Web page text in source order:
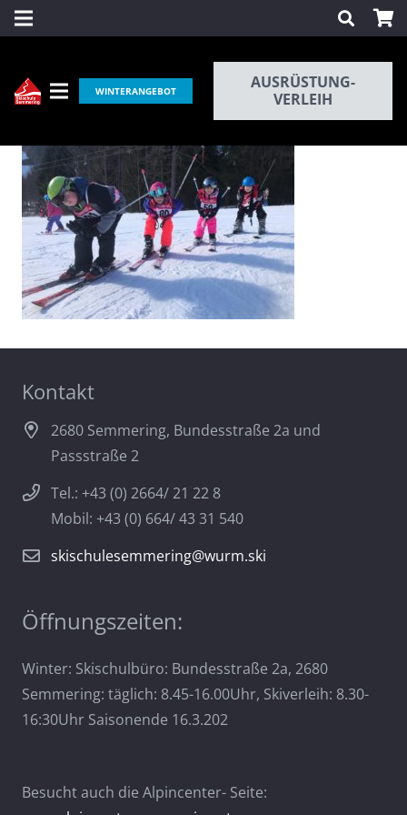
WINTERANGEBOT
AUSRÜSTUNG-
VERLEIH
Kontakt
2680 Semmering, Bundesstraße 2a und
Passstraße 2
Tel.: +43 (0) 2664/ 21 22 8
Mobil: +43 (0) 664/ 43 31 540
skischulesemmering@wurm.ski
Öffnungszeiten:
Winter: Skischulbüro: Bundesstraße 2a, 2680
Semmering: täglich: 8.45-16.00Uhr, Skiverleih: 8.30-
16:30Uhr Saisonende 16.3.202
Besucht auch die Alpincenter- Seite: